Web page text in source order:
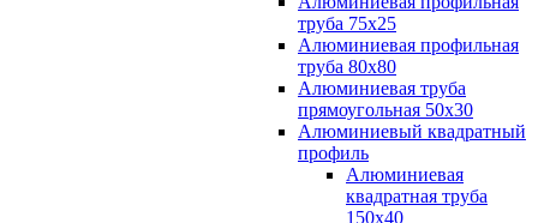
труба 75х25
Алюминиевая профильная
труба 80х80
Алюминиевая труба
прямоугольная 50х30
Алюминиевый квадратный
профиль
Алюминиевая
квадратная труба
150х40